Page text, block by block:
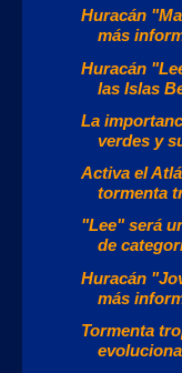
Huracán
más
Huracán
las Islas
La
verdes y
Activa el
tormenta
"Lee" será
de
Huracán
más
Tormenta